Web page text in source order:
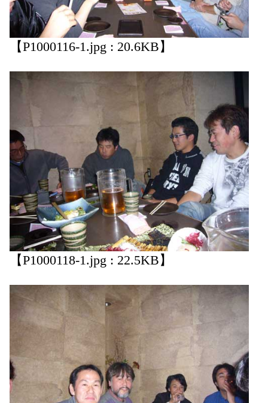
【P1000116-1.jpg : 20.6KB】
【P1000118-1.jpg : 22.5KB】